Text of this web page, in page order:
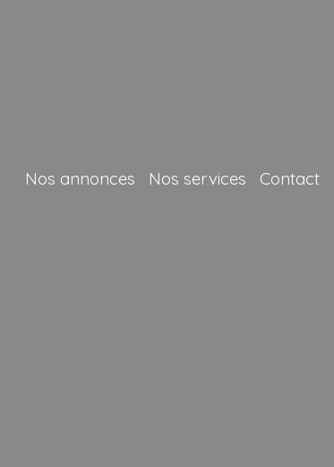
Nos annonces Nos services Contact